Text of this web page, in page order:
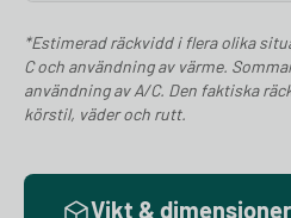
*Estimerad räckvidd i flera olika
C och användning av värme.
användning av A/C. Den faktiska
körstil, väder och rutt.
Vikt & dimensioner